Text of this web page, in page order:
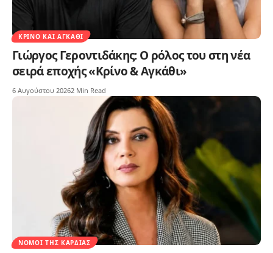
ΚΡΊΝΟ ΚΑΙ ΑΓΚΆΘΙ
Γιώργος Γεροντιδάκης: Ο ρόλος του στη νέα
σειρά εποχής «Κρίνο & Αγκάθι»
6 Αυγούστου 20262 Min Read
ΝΌΜΟΙ ΤΗΣ ΚΑΡΔΙΆΣ